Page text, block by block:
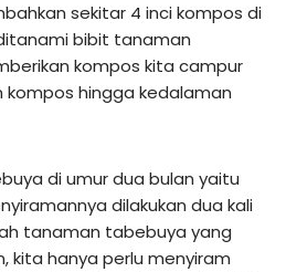
sekitar 4 inci kompos di
bibit tanaman
kompos kita campur
hingga kedalaman
di umur dua bulan yaitu
dilakukan dua kali
tanaman tabebuya yang
kita hanya perlu menyiram